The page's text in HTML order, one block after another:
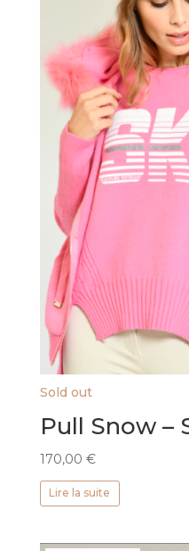
Sold out
Pull Snow –
170,00 €
Lire la suite